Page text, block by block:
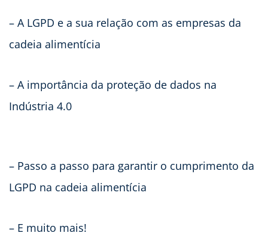
– A LGPD e a sua relação com as empresas da
cadeia alimentícia
– A importância da proteção de dados na
Indústria 4.0
– Passo a passo para garantir o cumprimento da
LGPD na cadeia alimentícia
– E muito mais!